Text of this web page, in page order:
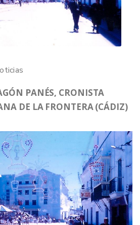
PANÉS, CRONISTA
DE LA FRONTERA (CÁDIZ)